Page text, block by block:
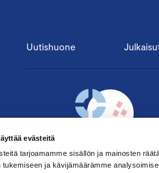
evästeitä
tarjoamamme sisällön ja mainosten
tukemiseen ja kävijämäärämme
Uutishuone